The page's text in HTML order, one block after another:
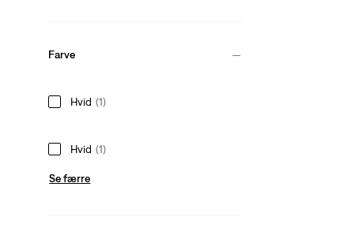
Farve
Hvid (1)
Hvid (1)
Se færre